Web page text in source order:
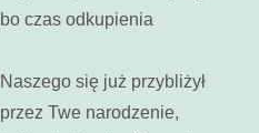
bo czas odkupienia
Naszego się już przybliżył
przez Twe narodzenie,